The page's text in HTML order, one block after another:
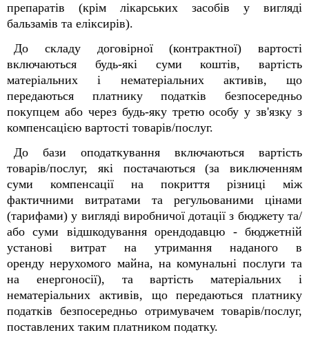
препаратів (крім лікарських засобів у вигляді
бальзамів та еліксирів).
До складу договірної (контрактної) вартості
включаються будь-які суми коштів, вартість
матеріальних і нематеріальних активів, що
передаються платнику податків безпосередньо
покупцем або через будь-яку третю особу у зв'язку з
компенсацією вартості товарів/послуг.
До бази оподаткування включаються вартість
товарів/послуг, які постачаються (за виключенням
суми компенсації на покриття різниці між
фактичними витратами та регульованими цінами
(тарифами) у вигляді виробничої дотації з бюджету та/
або суми відшкодування орендодавцю - бюджетній
установі витрат на утримання наданого в
оренду нерухомого майна, на комунальні послуги та
на енергоносії), та вартість матеріальних і
нематеріальних активів, що передаються платнику
податків безпосередньо отримувачем товарів/послуг,
поставлених таким платником податку.